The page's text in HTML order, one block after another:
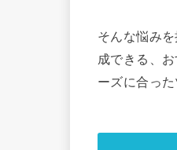
そんな悩み
成できる、
ーズに合っ